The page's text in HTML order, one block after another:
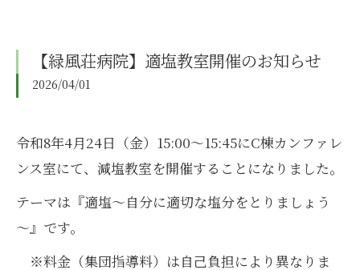
【緑風荘病院】適塩教室開催のお知らせ
2026/04/01
令和8年4月24日（金）15:00～15:45にC棟カンファレ
ンス室にて、減塩教室を開催することになりました。
テーマは『適塩～自分に適切な塩分をとりましょう
～』です。
※料金（集団指導料）は自己負担により異なりま